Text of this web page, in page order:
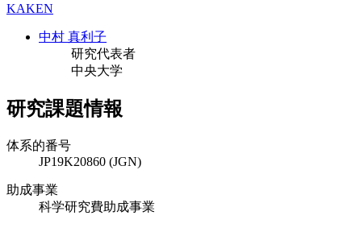
KAKEN
中村 真利子
研究代表者
中央大学
研究課題情報
体系的番号
JP19K20860 (JGN)
助成事業
科学研究費助成事業